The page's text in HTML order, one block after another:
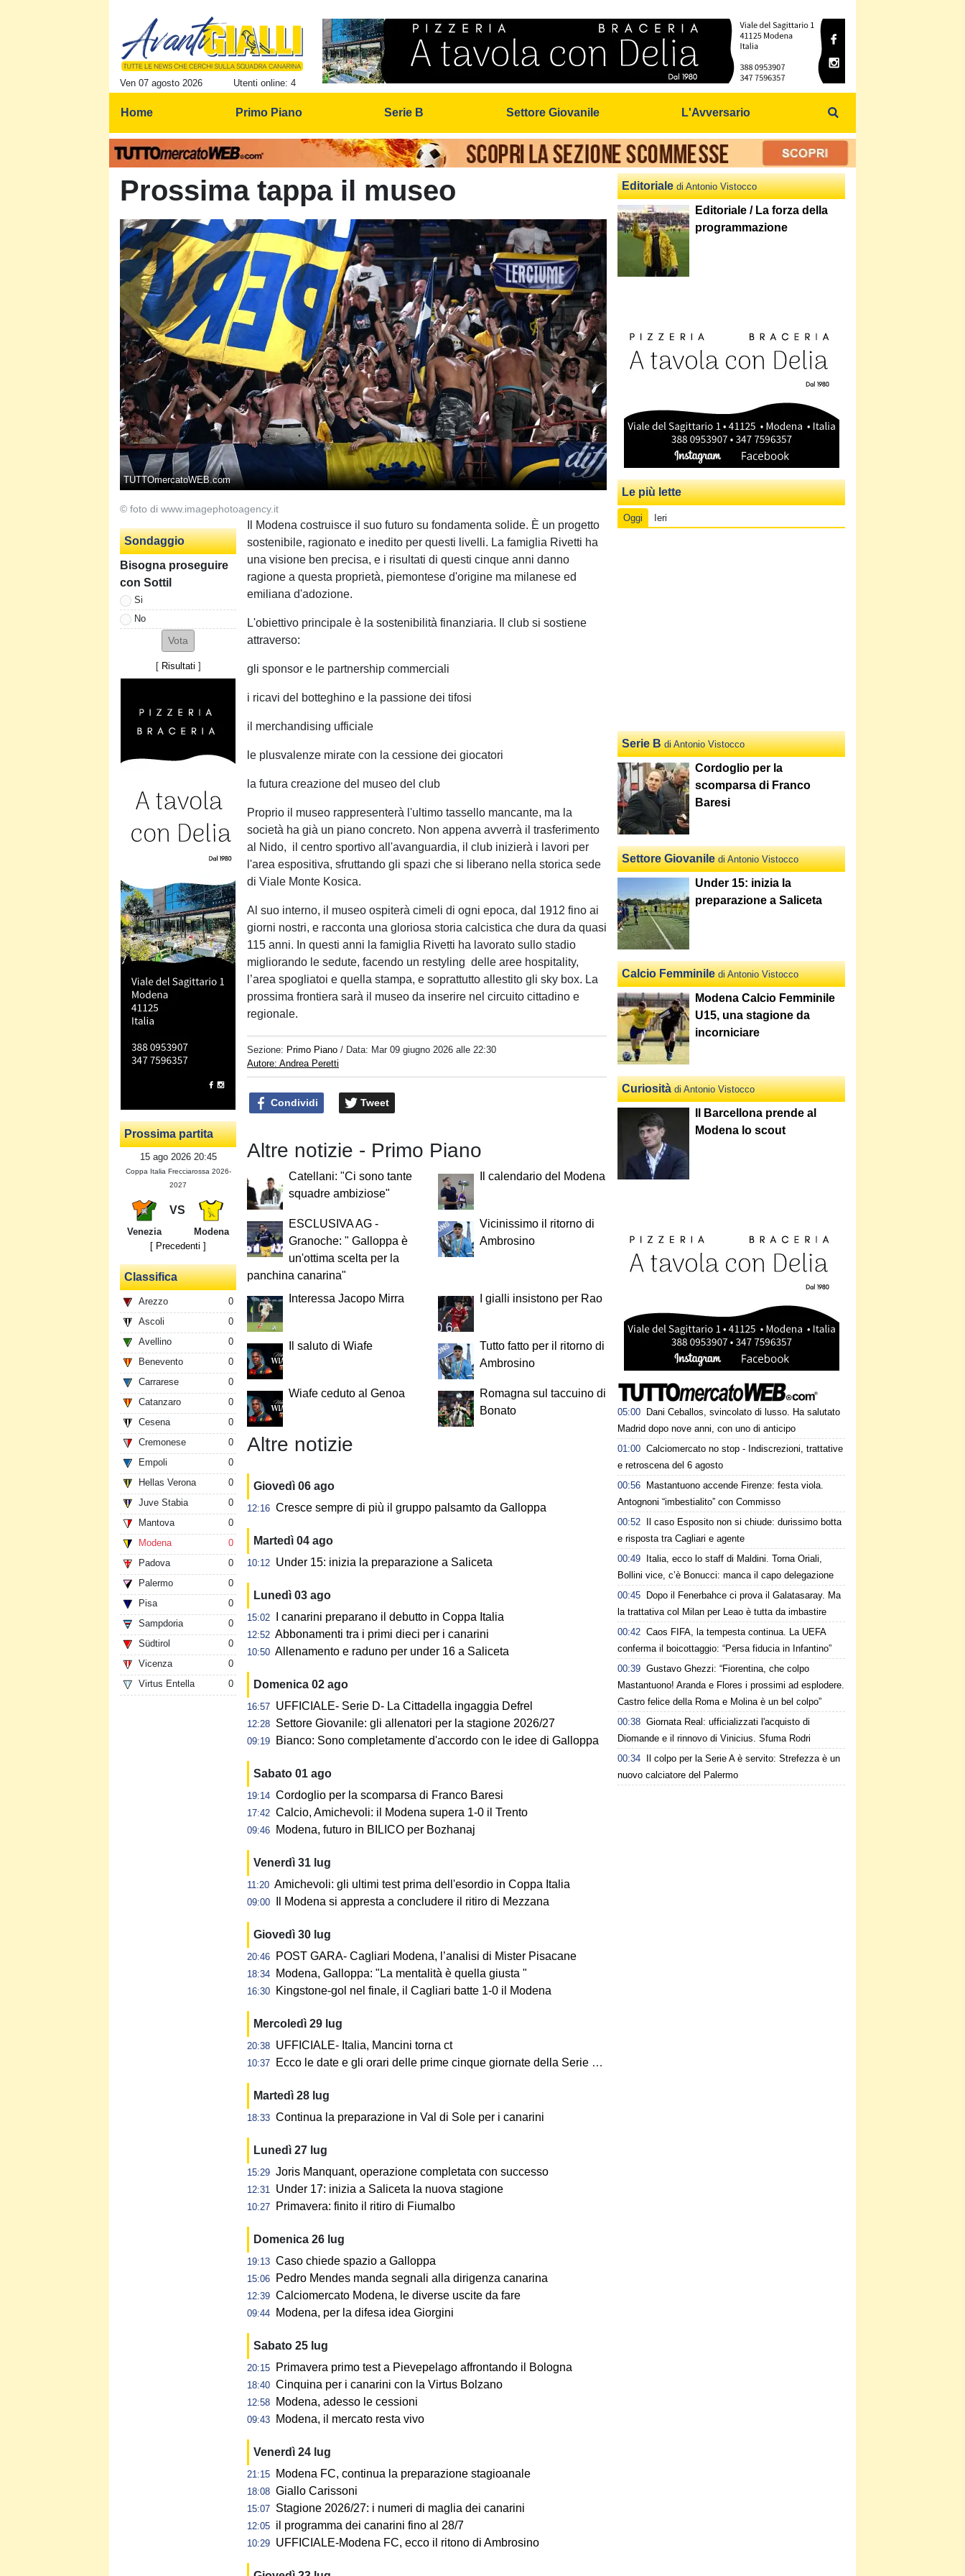
Ven 07 agosto 2026 Utenti online: 4
Home Primo Piano Serie B Settore Giovanile L'Avversario
Prossima tappa il museo
TUTTOmercatoWEB.com
© foto di www.imagephotoagency.it
Sondaggio
Bisogna proseguire
con Sottil
Si
No
[ Risultati ]
Prossima partita
15 ago 2026 20:45
Coppa Italia Frecciarossa 2026-
2027
VS
Venezia
Modena
[ Precedenti ]
Classifica
Arezzo
0
Ascoli
0
Avellino
0
Benevento
0
Carrarese
0
Catanzaro
0
Cesena
0
Cremonese
0
Empoli
0
Hellas Verona
0
Juve Stabia
0
Mantova
0
Modena
0
Padova
0
Palermo
0
Pisa
0
Sampdoria
0
Südtirol
0
Vicenza
0
Virtus Entella
0
Il Modena costruisce il suo futuro su fondamenta solide. È un progetto
sostenibile, ragionato e inedito per questi livelli. La famiglia Rivetti ha
una visione ben precisa, e i risultati di questi cinque anni danno
ragione a questa proprietà, piemontese d'origine ma milanese ed
emiliana d'adozione.
L'obiettivo principale è la sostenibilità finanziaria. Il club si sostiene
attraverso:
gli sponsor e le partnership commerciali
i ricavi del botteghino e la passione dei tifosi
il merchandising ufficiale
le plusvalenze mirate con la cessione dei giocatori
la futura creazione del museo del club
Proprio il museo rappresenterà l'ultimo tassello mancante, ma la
società ha già un piano concreto. Non appena avverrà il trasferimento
al Nido, il centro sportivo all'avanguardia, il club inizierà i lavori per
l'area espositiva, sfruttando gli spazi che si liberano nella storica sede
di Viale Monte Kosica.
Al suo interno, il museo ospiterà cimeli di ogni epoca, dal 1912 fino ai
giorni nostri, e racconta una gloriosa storia calcistica che dura da quasi
115 anni. In questi anni la famiglia Rivetti ha lavorato sullo stadio
migliorando le sedute, facendo un restyling delle aree hospitality,
l’area spogliatoi e quella stampa, e soprattutto allestito gli sky box. La
prossima frontiera sarà il museo da inserire nel circuito cittadino e
regionale.
Sezione: Primo Piano / Data: Mar 09 giugno 2026 alle 22:30
Autore: Andrea Peretti
Condividi Tweet
Altre notizie - Primo Piano
Catellani: "Ci sono tante
squadre ambiziose"
Il calendario del Modena
ESCLUSIVA AG -
Granoche: " Galloppa è
un'ottima scelta per la
panchina canarina"
Vicinissimo il ritorno di
Ambrosino
Interessa Jacopo Mirra I gialli insistono per Rao
Il saluto di Wiafe
Tutto fatto per il ritorno di
Ambrosino
Wiafe ceduto al Genoa
Romagna sul taccuino di
Bonato
Altre notizie
Giovedì 06 ago
12:16 Cresce sempre di più il gruppo palsamto da Galloppa
Martedì 04 ago
10:12 Under 15: inizia la preparazione a Saliceta
Lunedì 03 ago
15:02 I canarini preparano il debutto in Coppa Italia
12:52 Abbonamenti tra i primi dieci per i canarini
10:50 Allenamento e raduno per under 16 a Saliceta
Domenica 02 ago
16:57 UFFICIALE- Serie D- La Cittadella ingaggia Defrel
12:28 Settore Giovanile: gli allenatori per la stagione 2026/27
09:19 Bianco: Sono completamente d'accordo con le idee di Galloppa
Sabato 01 ago
19:14 Cordoglio per la scomparsa di Franco Baresi
17:42 Calcio, Amichevoli: il Modena supera 1-0 il Trento
09:46 Modena, futuro in BILICO per Bozhanaj
Venerdì 31 lug
11:20 Amichevoli: gli ultimi test prima dell'esordio in Coppa Italia
09:00 Il Modena si appresta a concludere il ritiro di Mezzana
Giovedì 30 lug
20:46 POST GARA- Cagliari Modena, l’analisi di Mister Pisacane
18:34 Modena, Galloppa: "La mentalità è quella giusta "
16:30 Kingstone-gol nel finale, il Cagliari batte 1-0 il Modena
Mercoledì 29 lug
20:38 UFFICIALE- Italia, Mancini torna ct
10:37 Ecco le date e gli orari delle prime cinque giornate della Serie BKT
Martedì 28 lug
18:33 Continua la preparazione in Val di Sole per i canarini
Lunedì 27 lug
15:29 Joris Manquant, operazione completata con successo
12:31 Under 17: inizia a Saliceta la nuova stagione
10:27 Primavera: finito il ritiro di Fiumalbo
Domenica 26 lug
19:13 Caso chiede spazio a Galloppa
15:06 Pedro Mendes manda segnali alla dirigenza canarina
12:39 Calciomercato Modena, le diverse uscite da fare
09:44 Modena, per la difesa idea Giorgini
Sabato 25 lug
20:15 Primavera primo test a Pievepelago affrontando il Bologna
18:40 Cinquina per i canarini con la Virtus Bolzano
12:58 Modena, adesso le cessioni
09:43 Modena, il mercato resta vivo
Venerdì 24 lug
21:15 Modena FC, continua la preparazione stagioanale
18:08 Giallo Carissoni
15:07 Stagione 2026/27: i numeri di maglia dei canarini
12:05 il programma dei canarini fino al 28/7
10:29 UFFICIALE-Modena FC, ecco il ritono di Ambrosino
Editoriale di Antonio Vistocco
Editoriale / La forza della
programmazione
Le più lette
Oggi Ieri
Serie B di Antonio Vistocco
Cordoglio per la
scomparsa di Franco
Baresi
Settore Giovanile di Antonio Vistocco
Under 15: inizia la
preparazione a Saliceta
Calcio Femminile di Antonio Vistocco
Modena Calcio Femminile
U15, una stagione da
incorniciare
Curiosità di Antonio Vistocco
Il Barcellona prende al
Modena lo scout
05:00
Dani Ceballos, svincolato di lusso. Ha salutato
Madrid dopo nove anni, con uno di anticipo
01:00 Calciomercato no stop - Indiscrezioni, trattative
e retroscena del 6 agosto
00:56
Mastantuono accende Firenze: festa viola.
Antognoni “imbestialito” con Commisso
00:52
Il caso Esposito non si chiude: durissimo botta
e risposta tra Cagliari e agente
00:49
Italia, ecco lo staff di Maldini. Torna Oriali,
Bollini vice, c’è Bonucci: manca il capo delegazione
00:45
Dopo il Fenerbahce ci prova il Galatasaray. Ma
la trattativa col Milan per Leao è tutta da imbastire
00:42 Caos FIFA, la tempesta continua. La UEFA
conferma il boicottaggio: “Persa fiducia in Infantino”
00:39 Gustavo Ghezzi: “Fiorentina, che colpo
Mastantuono! Aranda e Flores i prossimi ad esplodere.
Castro felice della Roma e Molina è un bel colpo”
00:38 Giornata Real: ufficializzati l'acquisto di
Diomande e il rinnovo di Vinicius. Sfuma Rodri
00:34
Il colpo per la Serie A è servito: Strefezza è un
nuovo calciatore del Palermo